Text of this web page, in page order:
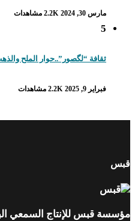
مارس 30, 2024 2.2K مشاهدات
5
ثقافة “لگصور”..حوار الملح
فبراير 9, 2025 2.2K مشاهدات
قبس
مؤسسة قبس للإنتاج السمعي